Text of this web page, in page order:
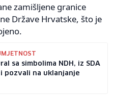
zamišljene granice
Države Hrvatske, što je
sa simbolima NDH, iz SDA
pozvali na uklanjanje